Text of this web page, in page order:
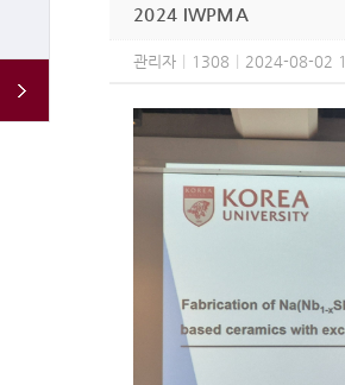
2024 IWPMA
관리자 1308 2024-08-02